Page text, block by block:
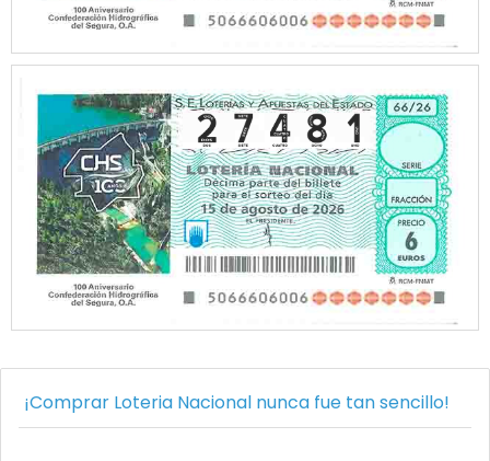
¡Comprar Loteria Nacional nunca fue tan sencillo!